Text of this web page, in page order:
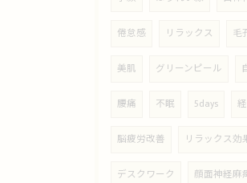
倦怠感 リラックス 毛
美肌 グリーンピール
腰痛 不眠 5days
脳疲労改善 リラックス効
デスクワーク 顔面神経麻